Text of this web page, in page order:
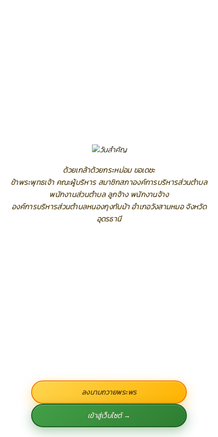
ด้วยเกล้าด้วยกระหม่อม ขอเดชะ
ข้าพระพุทธเจ้า คณะผู้บริหาร สมาชิกสภาองค์การบริหารส่วนตำบล
พนักงานส่วนตำบล ลูกจ้าง พนักงานจ้าง
องค์การบริหารส่วนตำบลหนองกุงทับม้า อำเภอวังสามหมอ จังหวัด
อุดรธานี
ลงนามถวายพระพร
เข้าสู่เว็บไซต์ →